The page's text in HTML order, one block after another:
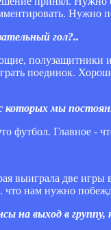
Нужно
гол?..
полузащитники
поединок.
мы
футбол. Главное -
выиграла две
что нам нужно
на выход в группу,